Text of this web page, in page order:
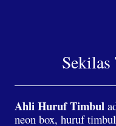
Ahli Huruf Timbul
neon box, huruf